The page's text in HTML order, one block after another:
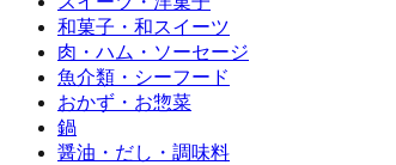
和菓子・和スイーツ
肉・ハム・ソーセージ
魚介類・シーフード
おかず・お惣菜
鍋
醤油・だし・調味料